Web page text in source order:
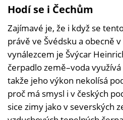
Hodí se i Čechům
Zajímavé je, že i když se
právě ve Švédsku a obecně
vynálezcem je Švýcar
čerpadlo země–voda
takže jeho výkon nekolísá
proč má smysl i v českých
sice zimy jako v severských